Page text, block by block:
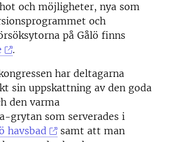
och möjligheter, nya som
och
på Gålö finns
.
har deltagarna
sin uppskattning av den goda
den varma
grytan som serverades i
havsbad
samt att man